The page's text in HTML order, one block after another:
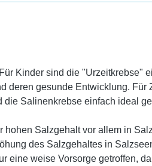
Kinder sind die "Urzeitkrebse"
deren gesunde Entwicklung. Für
Salinenkrebse einfach ideal
Salzgehalt vor allem in
des Salzgehaltes in
eine weise Vorsorge getroffen,